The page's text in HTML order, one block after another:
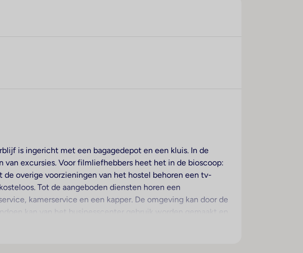
is ingericht met een bagagedepot en een kluis. In de
excursies. Voor filmliefhebbers heet het in de bioscoop:
de overige voorzieningen van het hostel behoren een tv-
Tot de aangeboden diensten horen een
kamerservice en een kapper. De omgeving kan door de
kan van het businesscenter gebruik worden gemaakt en